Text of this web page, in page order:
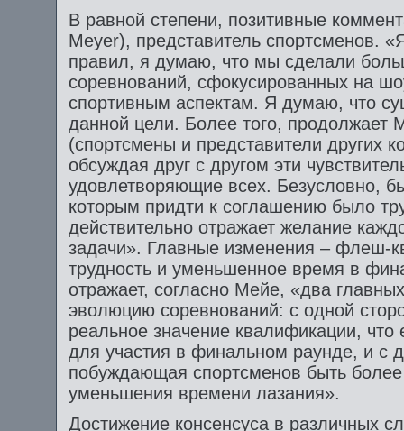
В равной степени, позитивные
Meyer), представитель спортсменов.
правил, я думаю, что мы сделали
соревнований, сфокусированных на
спортивным аспектам. Я думаю, что
данной цели. Более того, продолжает
(спортсмены и представители других
обсуждая друг с другом эти
удовлетворяющие всех. Безусловно,
которым придти к соглашению было
действительно отражает желание
задачи». Главные изменения – флеш-
трудность и уменьшенное время в
отражает, согласно Мейе, «два
эволюцию соревнований: с одной
реальное значение квалификации,
для участия в финальном раунде, и с
побуждающая спортсменов быть
уменьшения времени лазания».
Достижение консенсуса в различных